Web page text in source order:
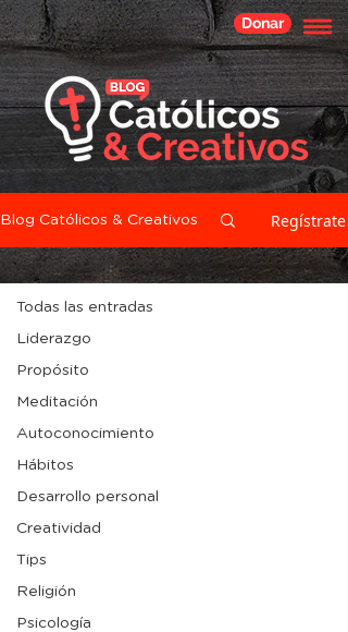
Donar
Blog Católicos & Creativos Regístrate
Todas las entradas
Liderazgo
Propósito
Meditación
Autoconocimiento
Hábitos
Desarrollo personal
Creatividad
Tips
Religión
Psicología
Todas las entradas